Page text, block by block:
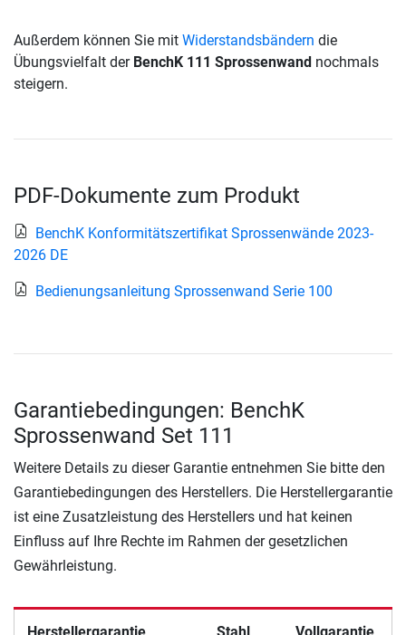
Außerdem können Sie mit Widerstandsbändern die
Übungsvielfalt der BenchK 111 Sprossenwand nochmals
steigern.
PDF-Dokumente zum Produkt
BenchK Konformitätszertifikat Sprossenwände 2023-
2026 DE
Bedienungsanleitung Sprossenwand Serie 100
Garantiebedingungen: BenchK
Sprossenwand Set 111
Weitere Details zu dieser Garantie entnehmen Sie bitte den
Garantiebedingungen des Herstellers. Die Herstellergarantie
ist eine Zusatzleistung des Herstellers und hat keinen
Einfluss auf Ihre Rechte im Rahmen der gesetzlichen
Gewährleistung.